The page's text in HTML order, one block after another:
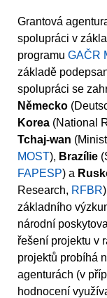
Grantová
spolupráci v
programu GAČR
základě
spolupráci se
Německo
Korea (National
Tchaj-wan
MOST), Brazílie
FAPESP) a
Research, RFBR
základního
národní
řešení projektu v
projektů probíhá
agenturách (v
hodnocení